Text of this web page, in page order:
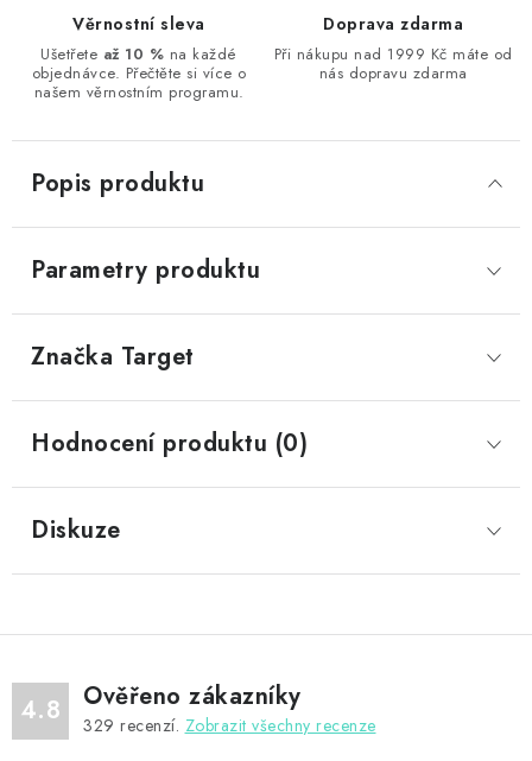
Věrnostní sleva
Ušetřete až 10 % na každé
objednávce. Přečtěte si více o
našem věrnostním programu.
Doprava zdarma
Při nákupu nad 1999 Kč máte od
nás dopravu zdarma
Popis produktu
Parametry produktu
Značka Target
Hodnocení produktu (0)
Diskuze
4.8 Ověřeno zákazníky
329 recenzí. Zobrazit všechny recenze